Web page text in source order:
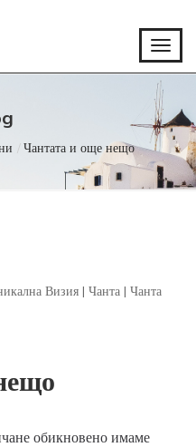
Чантата и още нещо
Визия | Чанта | Чанта
обикновено имаме